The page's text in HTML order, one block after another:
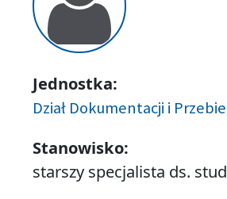
Jednostka:
Dział Dokumentacji i
Stanowisko:
starszy specjalista ds.